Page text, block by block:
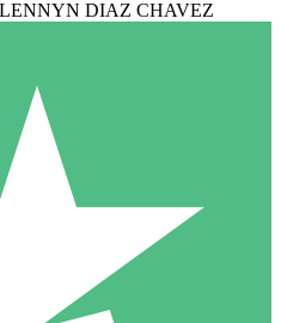
LENNYN DIAZ CHAVEZ